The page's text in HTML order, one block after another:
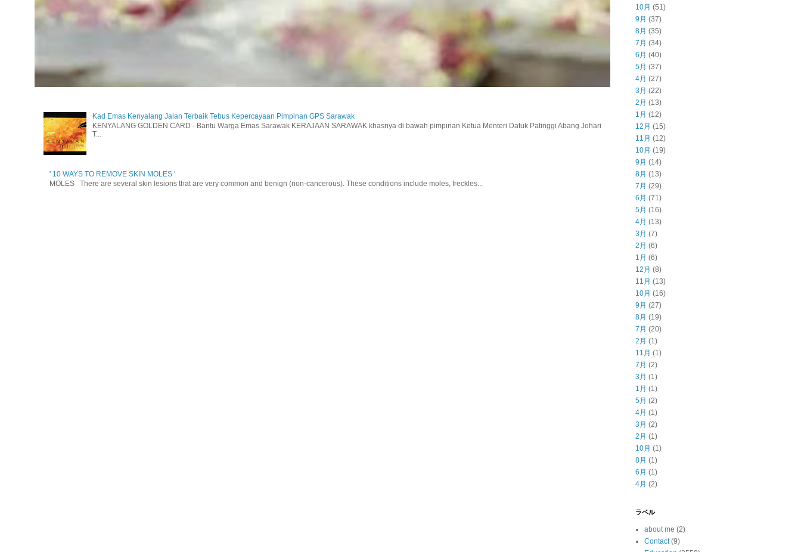
Kad Emas Kenyalang Jalan Terbaik Tebus Kepercayaan Pimpinan GPS Sarawak
KENYALANG GOLDEN CARD - Bantu Warga Emas Sarawak KERAJAAN SARAWAK khasnya di bawah pimpinan Ketua Menteri Datuk Patinggi Abang Johari
T...
' 10 WAYS TO REMOVE SKIN MOLES '
MOLES There are several skin lesions that are very common and benign (non-cancerous). These conditions include moles, freckles...
10月 (51)
9月 (37)
8月 (35)
7月 (34)
6月 (40)
5月 (37)
4月 (27)
3月 (22)
2月 (13)
1月 (12)
12月 (15)
11月 (12)
10月 (19)
9月 (14)
8月 (13)
7月 (29)
6月 (71)
5月 (16)
4月 (13)
3月 (7)
2月 (6)
1月 (6)
12月 (8)
11月 (13)
10月 (16)
9月 (27)
8月 (19)
7月 (20)
2月 (1)
11月 (1)
7月 (2)
3月 (1)
1月 (1)
5月 (2)
4月 (1)
3月 (2)
2月 (1)
10月 (1)
8月 (1)
6月 (1)
4月 (2)
ラベル
about me (2)
Contact (9)